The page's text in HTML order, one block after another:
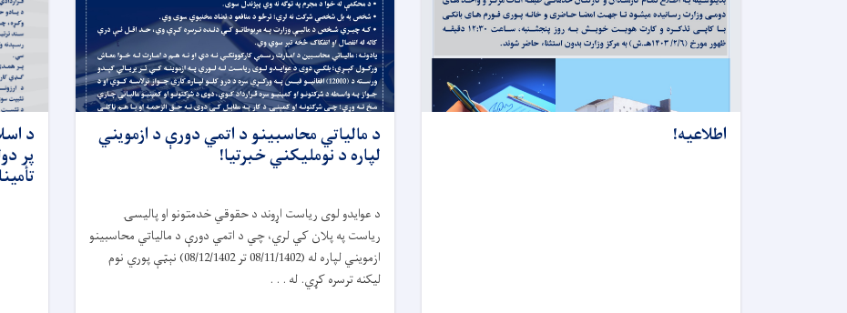
اطلاعیه! د مالياتي محاسبينو د اتمي دورې د ازمويني
لپاره د نومليکني خبرتیا!
د عوایدو لوی ریاست اړوند د حقوقي خدمتونو او پالیسۍ
ریاست په پلان کي لري، چي د اتمي دورې د مالیاتي محاسبینو
ازمویني لپاره له (08/11/1402 تر 08/12/1402) نېټې پوري نوم
لیکنه ترسره کړي. له . . .
د
پر